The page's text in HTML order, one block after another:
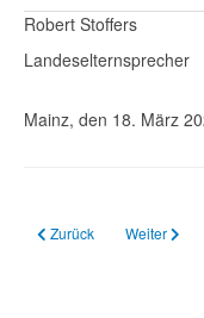
Robert Stoffers
Landeselternsprecher
Mainz, den 18. März
Vorheriger Beitrag:
Zurück Nächster
Weiter